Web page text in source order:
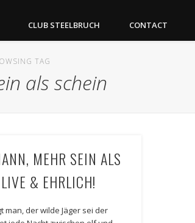
CLUB STEELBRUCH CONTACT
TAG
als schein
MEHR SEIN ALS
& EHRLICH!
man, der wilde Jäger sei der